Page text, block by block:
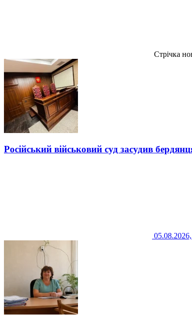
Стрічка
Російський військовий суд засудив